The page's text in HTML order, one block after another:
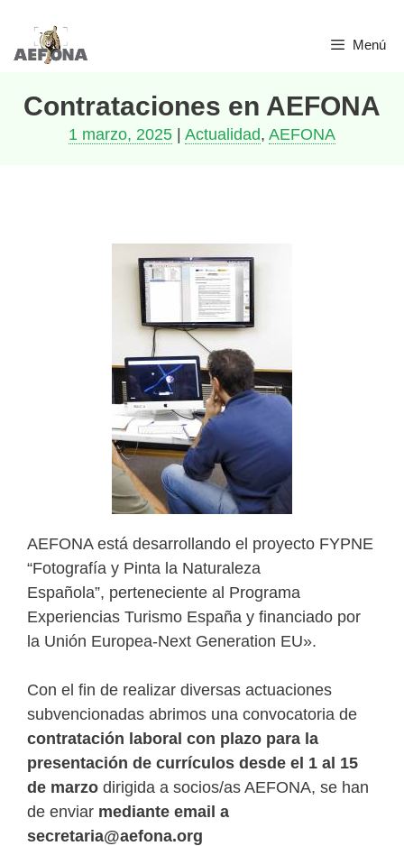
Menú
Contrataciones en AEFONA
1 marzo, 2025 Actualidad, AEFONA
AEFONA está desarrollando el proyecto FYPNE
“Fotografía y Pinta la Naturaleza
Española”, perteneciente al Programa
Experiencias Turismo España y financiado por
la Unión Europea-Next Generation EU».
Con el fin de realizar diversas actuaciones
subvencionadas abrimos una convocatoria de
contratación laboral con plazo para la
presentación de currículos desde el 1 al 15
de marzo dirigida a socios/as AEFONA, se han
de enviar mediante email a
secretaria@aefona.org